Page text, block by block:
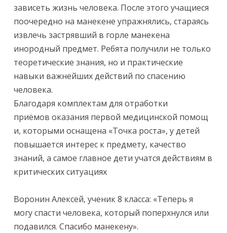
зависеть жизнь человека. После этого учащиеся
поочередно на манекене упражнялись, стараясь
извлечь застрявший в горле манекена
инородный предмет. Ребята получили не только
теоретические знания, но и практические
навыки важнейших действий по спасению
человека.
Благодаря комплектам для отработки
приёмов оказания первой медицинской помощ
и, которыми оснащена «Точка роста», у детей
повышается интерес к предмету, качество
знаний, а самое главное дети учатся действиям в
критических ситуациях
Воронин Алексей, ученик 8 класса: «Теперь я
могу спасти человека, который поперхнулся или
подавился. Спасибо манекену».